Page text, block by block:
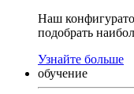
Наш
подобрать
Узнайте больше
обучение